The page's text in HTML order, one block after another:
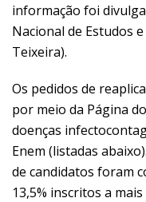
informação foi
Nacional de Estudos
Teixeira).
Os pedidos de
por meio da Página
doenças
Enem (listadas
de candidatos foram
13,5% inscritos a